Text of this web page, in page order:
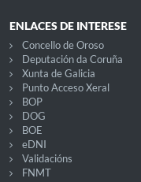
ENLACES DE INTERESE
Concello de Oroso
Deputación da Coruña
Xunta de Galicia
Punto Acceso Xeral
BOP
DOG
BOE
eDNI
Validacións
FNMT